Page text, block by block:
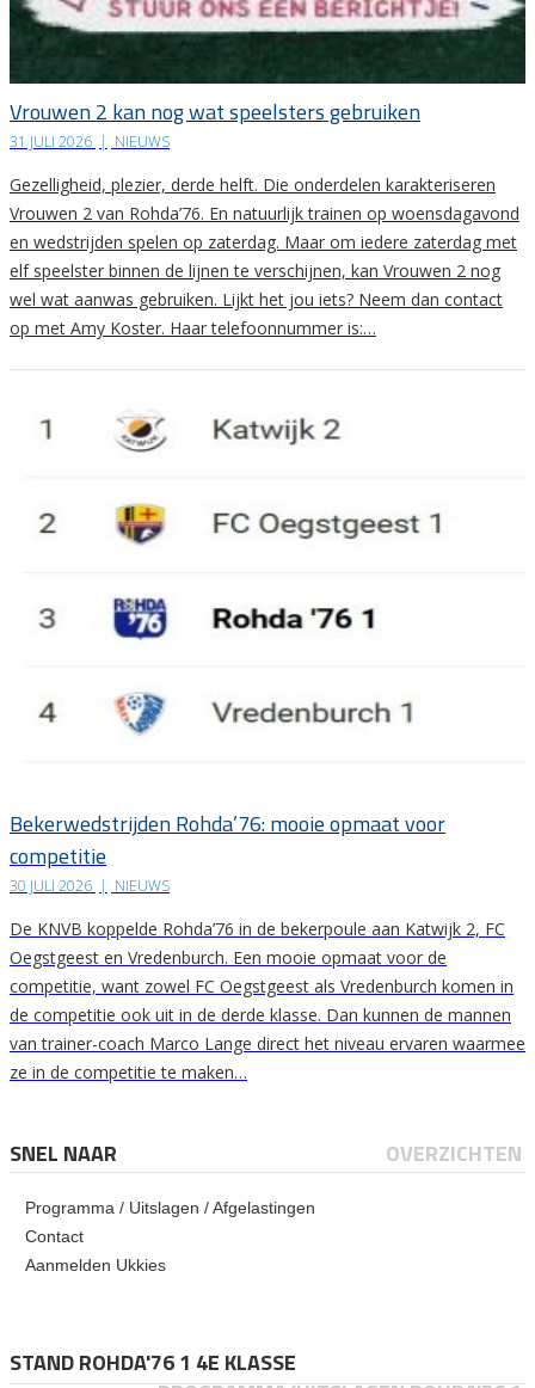
Vrouwen 2 kan nog wat speelsters gebruiken
31 JULI 2026 | NIEUWS
Gezelligheid, plezier, derde helft. Die onderdelen karakteriseren
Vrouwen 2 van Rohda’76. En natuurlijk trainen op woensdagavond
en wedstrijden spelen op zaterdag. Maar om iedere zaterdag met
elf speelster binnen de lijnen te verschijnen, kan Vrouwen 2 nog
wel wat aanwas gebruiken. Lijkt het jou iets? Neem dan contact
op met Amy Koster. Haar telefoonnummer is:…
Bekerwedstrijden Rohda’76: mooie opmaat voor
competitie
30 JULI 2026 | NIEUWS
De KNVB koppelde Rohda’76 in de bekerpoule aan Katwijk 2, FC
Oegstgeest en Vredenburch. Een mooie opmaat voor de
competitie, want zowel FC Oegstgeest als Vredenburch komen in
de competitie ook uit in de derde klasse. Dan kunnen de mannen
van trainer-coach Marco Lange direct het niveau ervaren waarmee
ze in de competitie te maken…
SNEL NAAR OVERZICHTEN
Programma / Uitslagen / Afgelastingen
Contact
Aanmelden Ukkies
STAND ROHDA'76 1 4E KLASSE